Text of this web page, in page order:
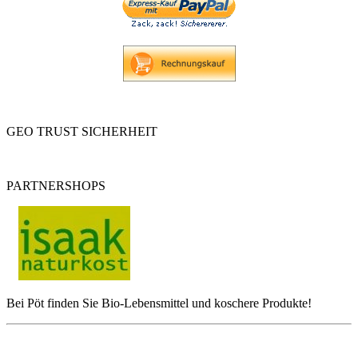
GEO TRUST SICHERHEIT
PARTNERSHOPS
Bei Pöt finden Sie Bio-Lebensmittel und koschere Produkte!